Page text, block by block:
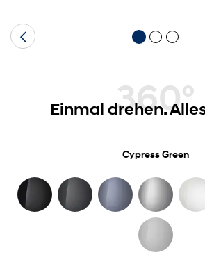
360°
Einmal drehen.
Cypress Green